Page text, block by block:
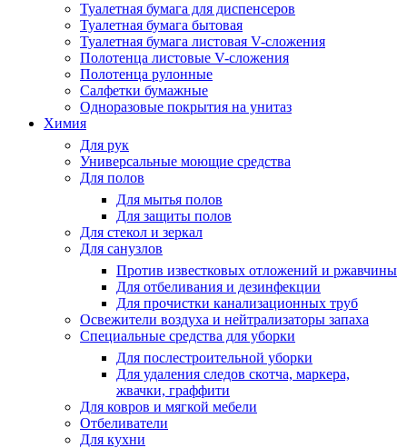
Туалетная бумага для диспенсеров
Туалетная бумага бытовая
Туалетная бумага листовая V-сложения
Полотенца листовые V-сложения
Полотенца рулонные
Салфетки бумажные
Одноразовые покрытия на унитаз
Химия
Для рук
Универсальные моющие средства
Для полов
Для мытья полов
Для защиты полов
Для стекол и зеркал
Для санузлов
Против известковых отложений и ржавчины
Для отбеливания и дезинфекции
Для прочистки канализационных труб
Освежители воздуха и нейтрализаторы запаха
Специальные средства для уборки
Для послестроительной уборки
Для удаления следов скотча, маркера,
жвачки, граффити
Для ковров и мягкой мебели
Отбеливатели
Для кухни